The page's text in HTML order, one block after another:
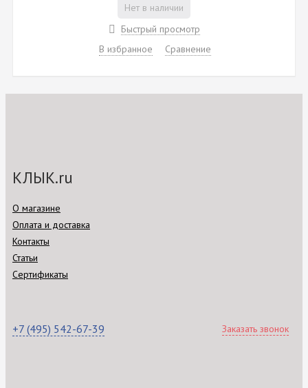
Нет в наличии
Быстрый просмотр
В избранное
Сравнение
КЛЫК.ru
О магазине
Оплата и доставка
Контакты
Статьи
Сертификаты
+7 (495) 542-67-39 Заказать звонок